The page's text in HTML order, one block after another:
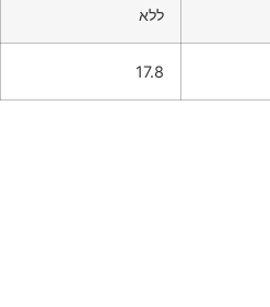
ללא
17.8